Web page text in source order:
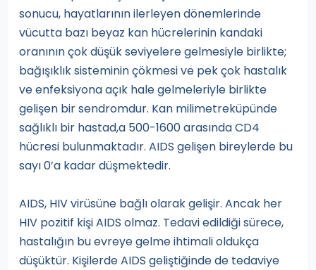
sonucu, hayatlarının ilerleyen dönemlerinde
vücutta bazı beyaz kan hücrelerinin kandaki
oranının çok düşük seviyelere gelmesiyle birlikte;
bağışıklık sisteminin çökmesi ve pek çok hastalık
ve enfeksiyona açık hale gelmeleriyle birlikte
gelişen bir sendromdur. Kan milimetreküpünde
sağlıklı bir hastad,a 500-1600 arasında CD4
hücresi bulunmaktadır. AIDS gelişen bireylerde bu
sayı 0’a kadar düşmektedir.
AIDS, HIV virüsüne bağlı olarak gelişir. Ancak her
HIV pozitif kişi AIDS olmaz. Tedavi edildiği sürece,
hastalığın bu evreye gelme ihtimali oldukça
düşüktür. Kişilerde AIDS geliştiğinde de tedaviye